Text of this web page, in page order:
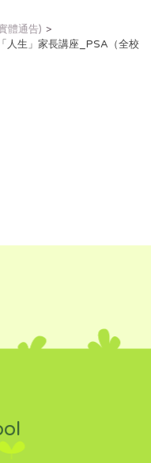
體通告)
人生」家長講座_PSA（全校